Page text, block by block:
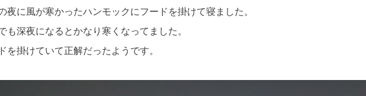
夜に風が寒かったハンモックにフードを掛けて寝ました。⁡
も深夜になるとかなり寒くなってました。⁡
を掛けていて正解だったようです。